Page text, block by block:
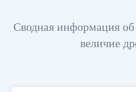
Сводная информация
величие